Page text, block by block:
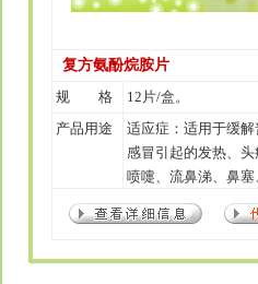
复方氨酚烷胺片
规 格
12片/盒。
产品用途
适应症：适用于缓
感冒引起的发热、
喷嚏、流鼻涕、鼻